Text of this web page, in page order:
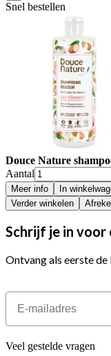
Snel bestellen
Douce Nature
Aantal
Meer info
In
Verder winkelen
Schrijf je in voor
Ontvang als eerste
Email
Veel gestelde vragen